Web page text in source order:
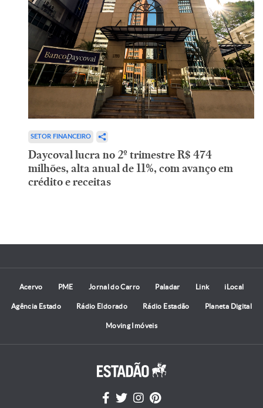
SETOR FINANCEIRO
Daycoval lucra no 2º trimestre R$ 474
milhões, alta anual de 11%, com avanço em
crédito e receitas
Acervo PME Jornal do Carro Paladar Link iLocal
Agência Estado Rádio Eldorado Rádio Estadão Planeta Digital
Moving Imóveis